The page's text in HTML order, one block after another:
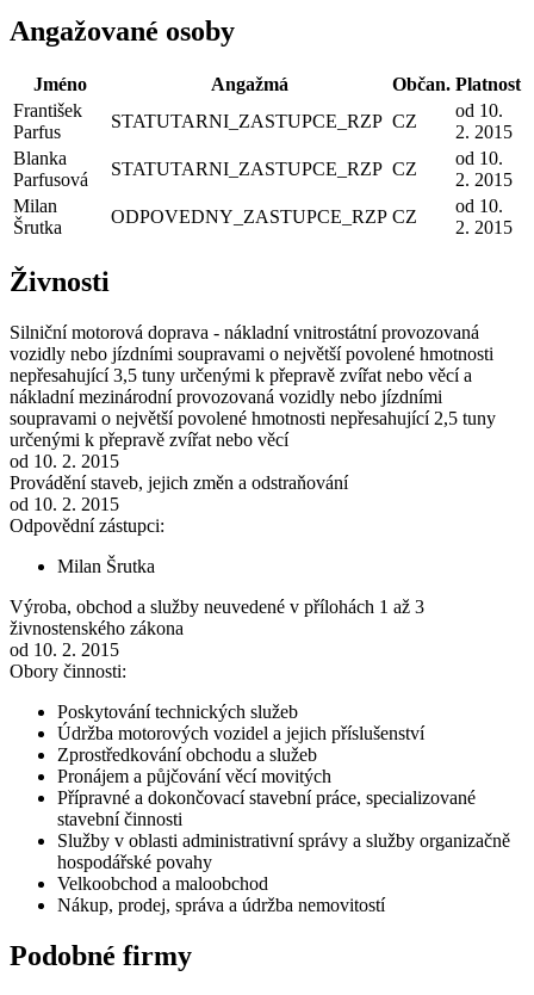
Angažované osoby
Jméno Angažmá Občan. Platnost
František
Parfus
STATUTARNI_ZASTUPCE_RZP CZ
od 10.
2. 2015
Blanka
Parfusová
STATUTARNI_ZASTUPCE_RZP CZ
od 10.
2. 2015
Milan
Šrutka
ODPOVEDNY_ZASTUPCE_RZP CZ
od 10.
2. 2015
Živnosti
Silniční motorová doprava - nákladní vnitrostátní provozovaná
vozidly nebo jízdními soupravami o největší povolené hmotnosti
nepřesahující 3,5 tuny určenými k přepravě zvířat nebo věcí a
nákladní mezinárodní provozovaná vozidly nebo jízdními
soupravami o největší povolené hmotnosti nepřesahující 2,5 tuny
určenými k přepravě zvířat nebo věcí
od 10. 2. 2015
Provádění staveb, jejich změn a odstraňování
od 10. 2. 2015
Odpovědní zástupci:
Milan Šrutka
Výroba, obchod a služby neuvedené v přílohách 1 až 3
živnostenského zákona
od 10. 2. 2015
Obory činnosti:
Poskytování technických služeb
Údržba motorových vozidel a jejich příslušenství
Zprostředkování obchodu a služeb
Pronájem a půjčování věcí movitých
Přípravné a dokončovací stavební práce, specializované
stavební činnosti
Služby v oblasti administrativní správy a služby organizačně
hospodářské povahy
Velkoobchod a maloobchod
Nákup, prodej, správa a údržba nemovitostí
Podobné firmy